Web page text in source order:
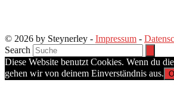
© 2026 by Steynerley - Impressum -
Search
Diese Website benutzt Cookies. Wenn du
gehen wir von deinem Einverständnis aus.